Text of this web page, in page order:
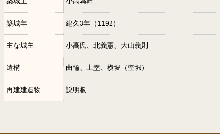
築城年 建久3年（1192）
主な城主 小高氏、北義憲、大山義則
遺構 曲輪、土塁、横堀（空堀）
再建建造物 説明板